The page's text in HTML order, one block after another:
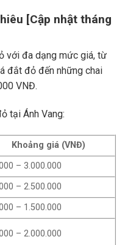
[Cập nhật tháng
với đa dạng mức giá, từ
đắt đỏ đến những chai
VNĐ.
tại Ánh Vang:
Khoảng giá (VNĐ)
– 3.000.000
– 2.500.000
– 1.500.000
– 2.000.000